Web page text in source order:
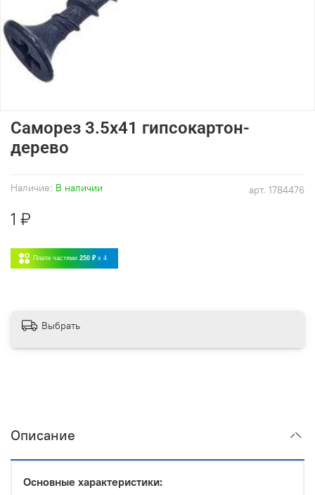
арт. 1784476
Наличие: В наличии
Саморез 3.5х41 гипсокартон-
дерево
1 ₽
Плати частями 250 ₽ x 4
Выбрать
Описание
Основные характеристики: